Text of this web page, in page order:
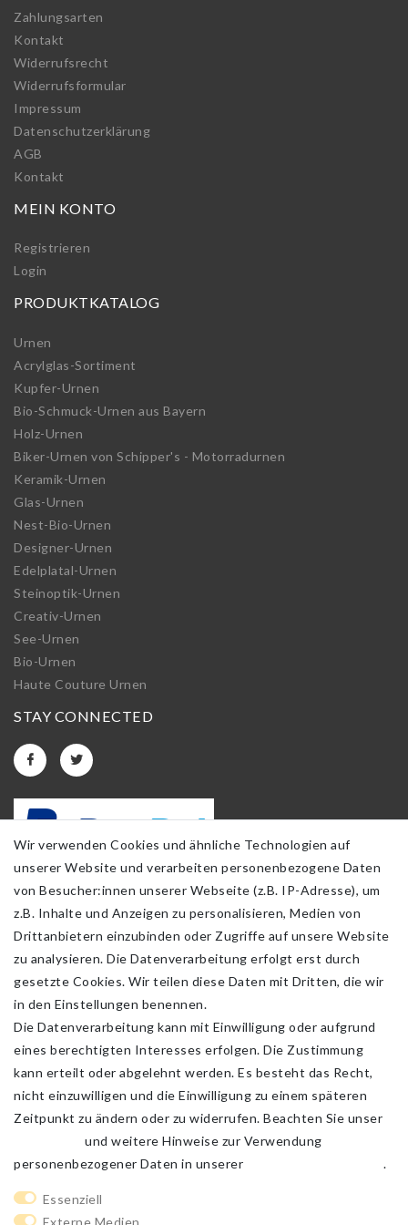
Zahlungsarten
Kontakt
Widerrufs­recht
Widerrufs­formular
Impressum
Daten­schutz­erklärung
AGB
Kontakt
MEIN KONTO
Registrieren
Login
PRODUKTKATALOG
Urnen
Acrylglas-Sortiment
Kupfer-Urnen
Bio-Schmuck-Urnen aus Bayern
Holz-Urnen
Biker-Urnen von Schipper's - Motorradurnen
Keramik-Urnen
Glas-Urnen
Nest-Bio-Urnen
Designer-Urnen
Edelplatal-Urnen
Steinoptik-Urnen
Creativ-Urnen
See-Urnen
Bio-Urnen
Haute Couture Urnen
STAY CONNECTED
Impressum
Wir verwenden Cookies und ähnliche Technologien auf
unserer Website und verarbeiten personenbezogene Daten
von Besucher:innen unserer Webseite (z.B. IP-Adresse), um
z.B. Inhalte und Anzeigen zu personalisieren, Medien von
Drittanbietern einzubinden oder Zugriffe auf unsere Website
zu analysieren. Die Datenverarbeitung erfolgt erst durch
gesetzte Cookies. Wir teilen diese Daten mit Dritten, die wir
in den Einstellungen benennen.
Die Datenverarbeitung kann mit Einwilligung oder aufgrund
eines berechtigten Interesses erfolgen. Die Zustimmung
kann erteilt oder abgelehnt werden. Es besteht das Recht,
nicht einzuwilligen und die Einwilligung zu einem späteren
Zeitpunkt zu ändern oder zu widerrufen. Beachten Sie unser
und weitere Hinweise zur Verwendung
personenbezogener Daten in unserer
.
Essenziell
Externe Medien